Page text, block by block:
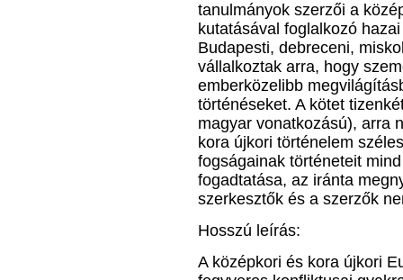
tanulmányok szerzői a
kutatásával foglalkozó
Budapesti, debreceni,
vállalkoztak arra, hogy
emberközelibb
történéseket. A kötet
magyar vonatkozású), arra
kora újkori történelem
fogságainak történeteit
fogadtatása, az iránta
szerkesztők és a szerzők
Hosszú leírás:
A középkori és kora újkori